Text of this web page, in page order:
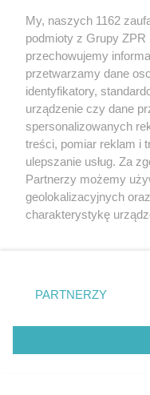
Pellet w Polsce
Porównujemy
My, naszych 1162
podmioty z Grupy
przechowujemy
przetwarzamy dane
identyfikatory,
urządzenie czy dane
spersonalizowanych
treści, pomiar reklam i
ulepszanie usług. Za
Partnerzy możemy
geolokalizacyjnych
charakterystykę
zmienić/wycofać
znajdujący się w
rodzaje przetwarzania
użytkownika, ale
przetwarzaniu.
PARTNERZY